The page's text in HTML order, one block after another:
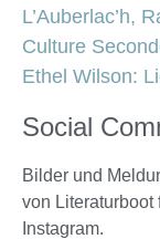
L’Auberlac’h,
Culture
Ethel Wilson:
Social
Bilder und
von
Instagram.